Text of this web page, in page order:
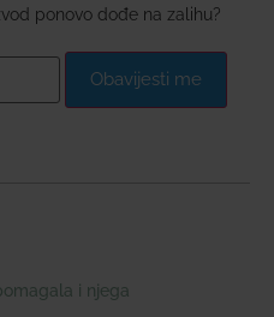
ponovo dođe na zalihu?
Obavijesti me
i njega